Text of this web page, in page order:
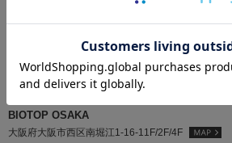
近畿
BIOTOP OSAKA
大阪府大阪市西区南堀江1-16-11F/2F/4F